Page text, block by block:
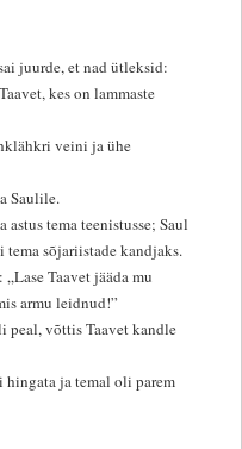
juurde, et nad ütleksid:
kes on lammaste
veini ja ühe
Saulile.
tema teenistusse; Saul
tema sõjariistade kandjaks.
Taavet jääda mu
armu leidnud!”
peal, võttis Taavet kandle
hingata ja temal oli parem